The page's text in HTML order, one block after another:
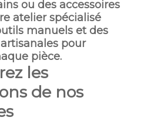
ou des accessoires
atelier spécialisé
manuels et des
pour
pièce.
les
de nos